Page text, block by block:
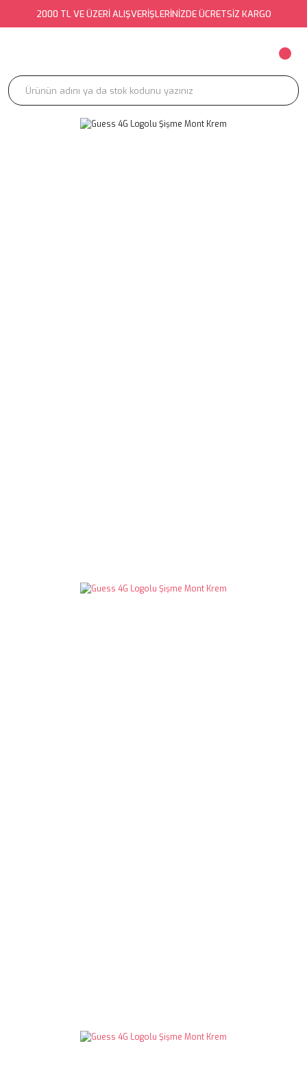
2000 TL VE ÜZERİ ALIŞVERİŞLERİNİZDE ÜCRETSİZ KARGO